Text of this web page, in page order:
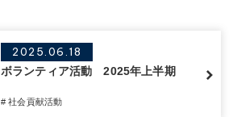
2025.06.18
ボランティア活動 2025年上半期
# 社会貢献活動